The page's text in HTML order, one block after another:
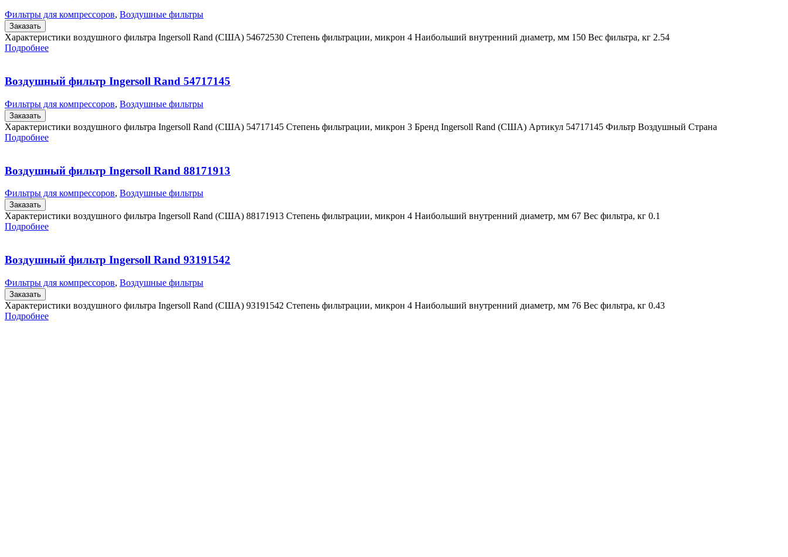
Фильтры для компрессоров, Воздушные фильтры
Заказать
Характеристики воздушного фильтра Ingersoll Rand (США) 54672530 Степень фильтрации, микрон 4 Наибольший внутренний диаметр, мм 150 Вес фильтра, кг 2.54
Подробнее
Воздушный фильтр Ingersoll Rand 54717145
Фильтры для компрессоров, Воздушные фильтры
Заказать
Характеристики воздушного фильтра Ingersoll Rand (США) 54717145 Степень фильтрации, микрон 3 Бренд Ingersoll Rand (США) Артикул 54717145 Фильтр Воздушный Страна
Подробнее
Воздушный фильтр Ingersoll Rand 88171913
Фильтры для компрессоров, Воздушные фильтры
Заказать
Характеристики воздушного фильтра Ingersoll Rand (США) 88171913 Степень фильтрации, микрон 4 Наибольший внутренний диаметр, мм 67 Вес фильтра, кг 0.1
Подробнее
Воздушный фильтр Ingersoll Rand 93191542
Фильтры для компрессоров, Воздушные фильтры
Заказать
Характеристики воздушного фильтра Ingersoll Rand (США) 93191542 Степень фильтрации, микрон 4 Наибольший внутренний диаметр, мм 76 Вес фильтра, кг 0.43
Подробнее